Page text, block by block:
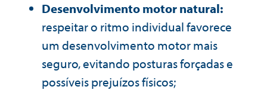
Desenvolvimento motor natural:
respeitar o ritmo individual favorece
um desenvolvimento motor mais
seguro, evitando posturas forçadas e
possíveis prejuízos físicos;